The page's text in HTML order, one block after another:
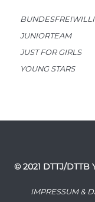
JUNIORTEAM
JUST FOR GIRLS
YOUNG STARS
© 2021 DTTJ/DTTB
IMPRESSUM &